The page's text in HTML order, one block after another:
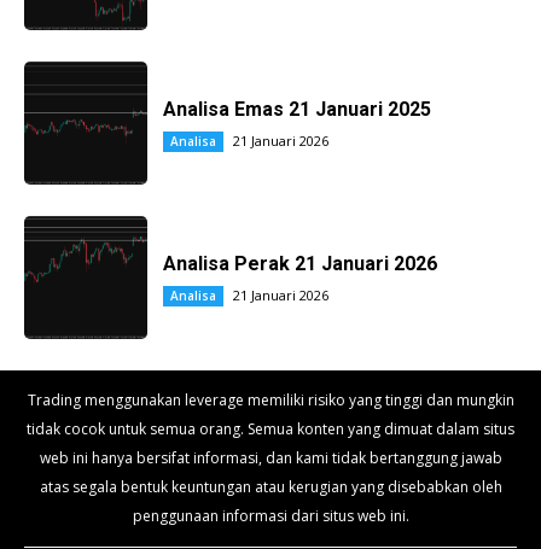
Analisa Emas 21 Januari 2025
Analisa 21 Januari 2026
Analisa Perak 21 Januari 2026
Analisa 21 Januari 2026
Trading menggunakan leverage memiliki risiko yang tinggi dan mungkin
tidak cocok untuk semua orang. Semua konten yang dimuat dalam situs
web ini hanya bersifat informasi, dan kami tidak bertanggung jawab
atas segala bentuk keuntungan atau kerugian yang disebabkan oleh
penggunaan informasi dari situs web ini.